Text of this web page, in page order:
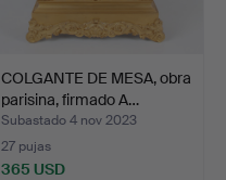
COLGANTE DE MESA, obra
parisina, firmado A…
Subastado 4 nov 2023
27 pujas
365 USD